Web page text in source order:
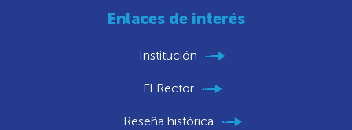
Enlaces de interés
Institución
El Rector
Reseña histórica